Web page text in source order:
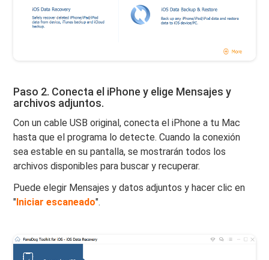
Paso 2. Conecta el iPhone y elige Mensajes y
archivos adjuntos.
Con un cable USB original, conecta el iPhone a tu Mac
hasta que el programa lo detecte. Cuando la conexión
sea estable en su pantalla, se mostrarán todos los
archivos disponibles para buscar y recuperar.
Puede elegir Mensajes y datos adjuntos y hacer clic en
" Iniciar escaneado".